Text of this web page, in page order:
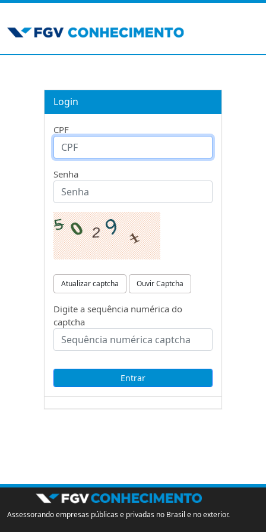
Login
CPF
Senha
Atualizar captcha Ouvir Captcha
Digite a sequência numérica do
captcha
Assessorando empresas públicas e privadas no Brasil e no exterior.